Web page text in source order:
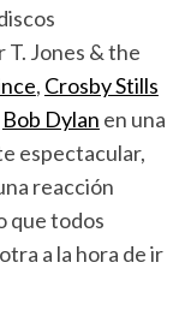
T. Jones & the
, Crosby Stills
Bob Dylan en una
espectacular,
reacción
que todos
a la hora de ir